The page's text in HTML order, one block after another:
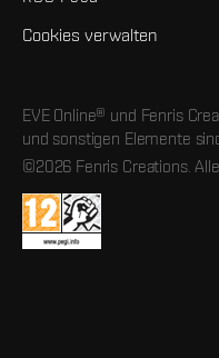
Cookies verwalten
EVE Online® und Fenris
und sonstigen Elemente
©2026 Fenris Creations.